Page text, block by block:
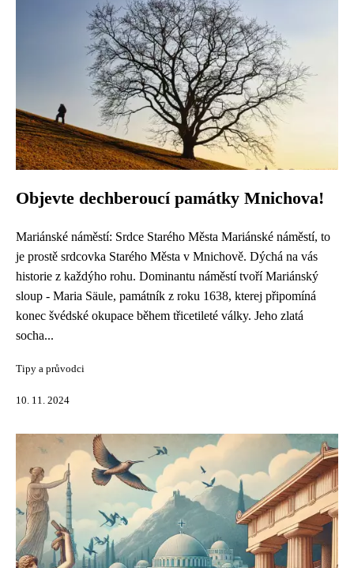
Objevte dechberoucí památky Mnichova!
Mariánské náměstí: Srdce Starého Města Mariánské náměstí, to
je prostě srdcovka Starého Města v Mnichově. Dýchá na vás
historie z každýho rohu. Dominantu náměstí tvoří Mariánský
sloup - Maria Säule, památník z roku 1638, kterej připomíná
konec švédské okupace během třicetileté války. Jeho zlatá
socha...
Tipy a průvodci
10. 11. 2024